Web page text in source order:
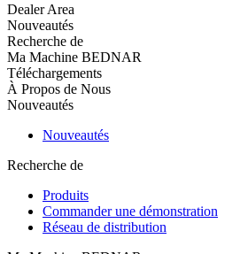
Dealer Area
Nouveautés
Recherche de
Ma Machine BEDNAR
Téléchargements
À Propos de Nous
Nouveautés
Nouveautés
Recherche de
Produits
Commander une démonstration
Réseau de distribution